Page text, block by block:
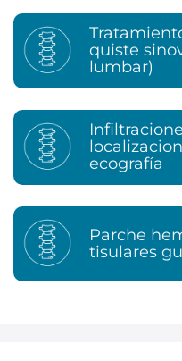
quiste
lumbar)
ecografía
Parche
tisulares